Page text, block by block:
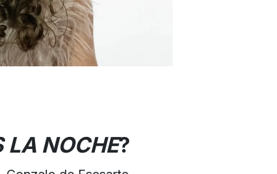
LA NOCHE?